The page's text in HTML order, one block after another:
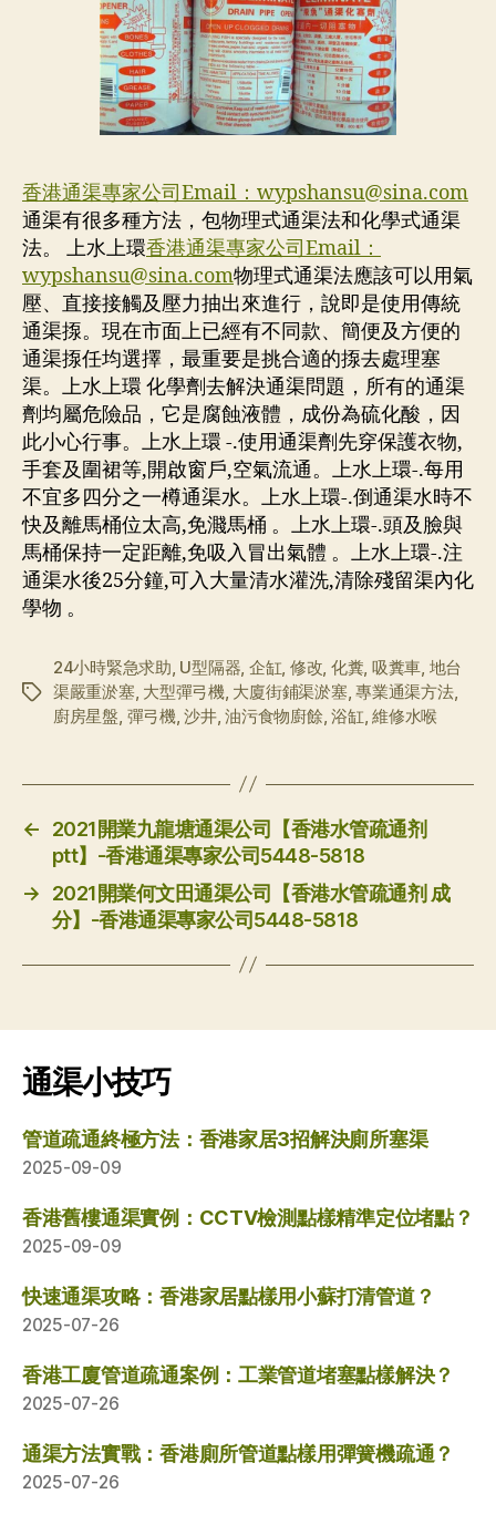
香港通渠專家公司Email： wypshansu@sina.com
通渠有很多種方法，包物理式通渠法和化學式通渠
法。 上水上環香港通渠專家公司Email：
wypshansu@sina.com物理式通渠法應該可以用氣
壓、直接接觸及壓力抽出來進行，說即是使用傳統
通渠揼。現在市面上已經有不同款、簡便及方便的
通渠揼任均選擇，最重要是挑合適的揼去處理塞
渠。上水上環 化學劑去解決通渠問題，所有的通渠
劑均屬危險品，它是腐蝕液體，成份為硫化酸，因
此小心行事。上水上環 -.使用通渠劑先穿保護衣物,
手套及圍裙等,開啟窗戶,空氣流通。上水上環-.每用
不宜多四分之一樽通渠水。上水上環-.倒通渠水時不
快及離馬桶位太高,免濺馬桶 。上水上環-.頭及臉與
馬桶保持一定距離,免吸入冒出氣體 。上水上環-.注
通渠水後25分鐘,可入大量清水灌洗,清除殘留渠內化
學物 。
标
24小時緊急求助 U型隔器 企缸 修改 化糞 吸糞車 地台
渠嚴重淤塞, 大型彈弓機, 大廈街鋪渠淤塞,專業通渠方法,
廚房星盤 彈弓機,沙井,油污食物廚餘 ,浴缸 ,維修水喉
←
2021開業九龍塘通渠公司【香港水管疏通剂
ptt】-香港通渠專家公司5448-5818
→
2021開業何文田通渠公司【香港水管疏通剂 成
分】-香港通渠專家公司5448-5818
通渠小技巧
管道疏通終極方法：香港家居3招解決廁所塞渠
2025-09-09
香港舊樓通渠實例：CCTV檢測點樣精準定位堵點？
2025-09-09
快速通渠攻略：香港家居點樣用小蘇打清管道？
2025-07-26
香港工廈管道疏通案例：工業管道堵塞點樣解決？
2025-07-26
通渠方法實戰：香港廁所管道點樣用彈簧機疏通？
2025-07-26